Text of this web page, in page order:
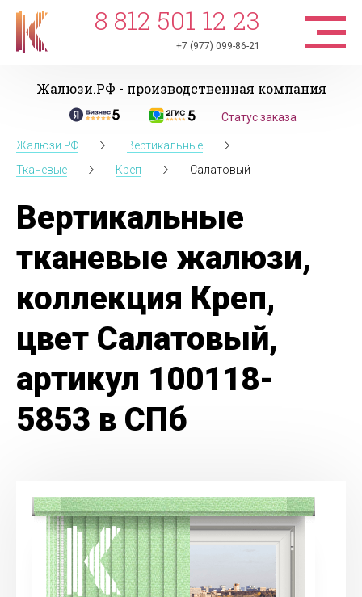
8 812 501 12 23
+7 (977) 099-86-21
Жалюзи.РФ - производственная компания
Статус заказа
Жалюзи.РФ
Вертикальные
Тканевые
Креп Салатовый
Вертикальные
тканевые жалюзи,
коллекция Креп,
цвет Салатовый,
артикул 100118-
5853 в СПб